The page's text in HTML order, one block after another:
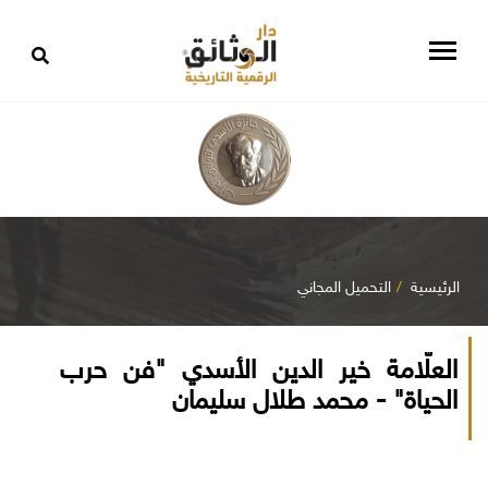
الرئيسية التحميل المجاني
العلّامة خير الدين الأسدي "فن حرب
الحياة" - محمد طلال سليمان